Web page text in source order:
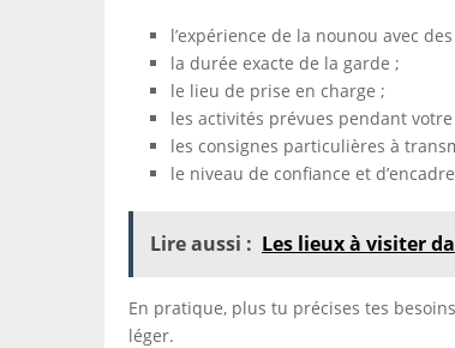
l’expérience de la nounou avec
la durée exacte de la garde ;
le lieu de prise en charge ;
les activités prévues pendant
les consignes particulières à
le niveau de confiance et
Lire aussi : Les lieux à visiter
En pratique, plus tu précises tes
léger.